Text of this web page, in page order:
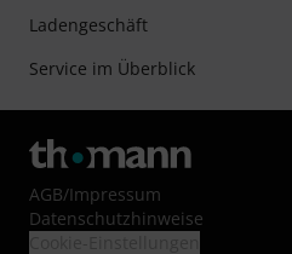
Ladengeschäft
Service im Überblick
AGB/Impressum
Datenschutzhinweise